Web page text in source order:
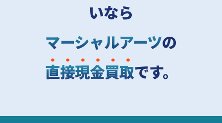
いなら
マーシャルアーツの
直接現金買取です。